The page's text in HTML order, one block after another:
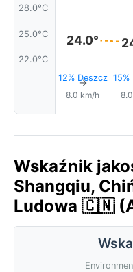
28.0°C
25.0°C
22.0°C
24.0°
12% Deszcz
↑
8.0 km/h
15%
Wskaźnik
Shangqiu,
Ludowa 🇨🇳